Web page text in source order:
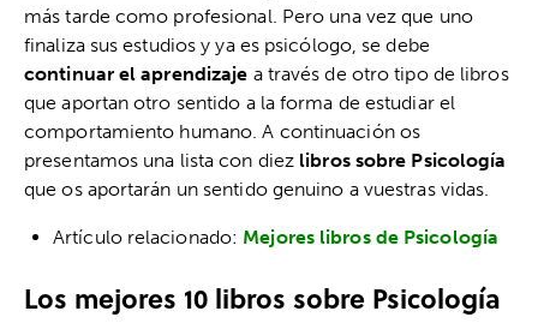
más tarde como profesional. Pero una vez que uno
finaliza sus estudios y ya es psicólogo, se debe
continuar el aprendizaje a través de otro tipo de libros
que aportan otro sentido a la forma de estudiar el
comportamiento humano. A continuación os
presentamos una lista con diez libros sobre Psicología
que os aportarán un sentido genuino a vuestras vidas.
Artículo relacionado: Mejores libros de Psicología
Los mejores 10 libros sobre Psicología